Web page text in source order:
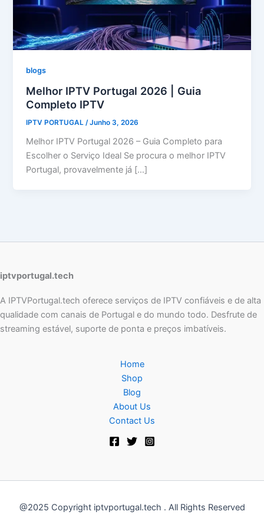
blogs
Melhor IPTV Portugal 2026 | Guia
Completo IPTV
IPTV PORTUGAL /Junho 3, 2026
Melhor IPTV Portugal 2026 – Guia Completo para
Escolher o Serviço Ideal Se procura o melhor IPTV
Portugal, provavelmente já […]
iptvportugal.tech
A IPTVPortugal.tech oferece serviços de IPTV confiáveis e de alta
qualidade com canais de Portugal e do mundo todo. Desfrute de
streaming estável, suporte de ponta e preços imbatíveis.
Home
Shop
Blog
About Us
Contact Us
@2025 Copyright iptvportugal.tech . All Rights Reserved